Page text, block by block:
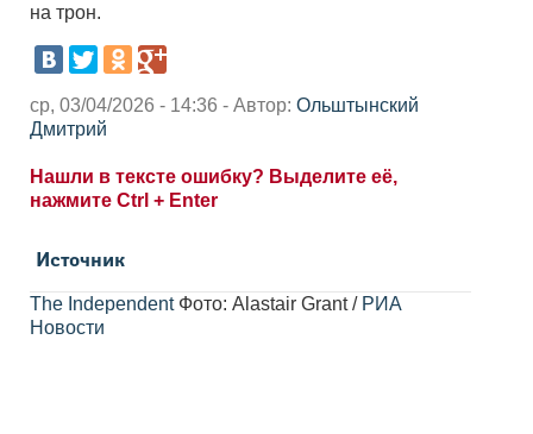
на трон.
ср, 03/04/2026 - 14:36 - Автор: Ольштынский
Дмитрий
Нашли в тексте ошибку? Выделите её,
нажмите Ctrl + Enter
Источник
The IndependentФото: Alastair Grant / РИА
Новости